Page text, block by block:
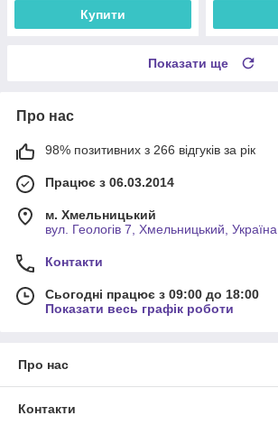
Купити
Показати ще
Про нас
98% позитивних з 266 відгуків за рік
Працює з 06.03.2014
м. Хмельницький
вул. Геологів 7, Хмельницький, Україна
Контакти
Сьогодні працює з 09:00 до 18:00
Показати весь графік роботи
Про нас
Контакти